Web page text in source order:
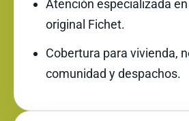
Atención especializada
original Fichet.
Cobertura para vivienda,
comunidad y despachos.